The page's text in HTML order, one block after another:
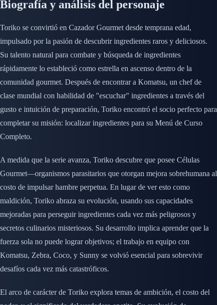
Biografía y análisis del personaje
Toriko se convirtió en Cazador Gourmet desde temprana edad,
impulsado por la pasión de descubrir ingredientes raros y deliciosos.
Su talento natural para combate y búsqueda de ingredientes
rápidamente lo estableció como estrella en ascenso dentro de la
comunidad gourmet. Después de encontrar a Komatsu, un chef de
clase mundial con habilidad de "escuchar" ingredientes a través del
gusto e intuición de preparación, Toriko encontró el socio perfecto para
completar su misión: localizar ingredientes para su Menú de Curso
Completo.
A medida que la serie avanza, Toriko descubre que posee Células
Gourmet—organismos parasitarios que otorgan mejora sobrehumana al
costo de impulsar hambre perpetua. En lugar de ver esto como
maldición, Toriko abraza su evolución, usando sus capacidades
mejoradas para perseguir ingredientes cada vez más peligrosos y
secretos culinarios misteriosos. Su desarrollo implica aprender que la
fuerza sola no puede lograr objetivos; el trabajo en equipo con
Komatsu, Zebra, Coco, y Sunny se volvió esencial para sobrevivir
desafíos cada vez más catastróficos.
El arco de carácter de Toriko explora temas de ambición, el costo del